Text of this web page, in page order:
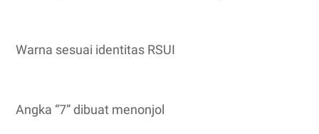
Warna sesuai identitas RSUI
Angka “7” dibuat menonjol